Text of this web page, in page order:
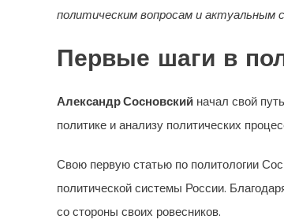
политическим вопросам и актуальным
Первые шаги в
Александр Сосновский начал свой
политике и анализу политических
Свою первую статью по политологии
политической системы России.
со стороны своих ровесников.